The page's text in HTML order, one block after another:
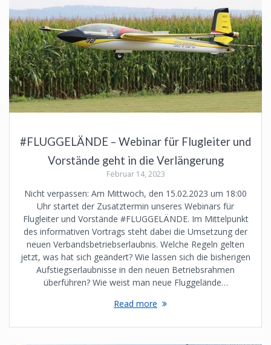
#FLUGGELÄNDE – Webinar für Flugleiter und
Vorstände geht in die Verlängerung
Februar 14, 2023
Nicht verpassen: Am Mittwoch, den 15.02.2023 um 18:00
Uhr startet der Zusatztermin unseres Webinars für
Flugleiter und Vorstände #FLUGGELÄNDE. Im Mittelpunkt
des informativen Vortrags steht dabei die Umsetzung der
neuen Verbandsbetriebserlaubnis. Welche Regeln gelten
jetzt, was hat sich geändert? Wie lassen sich die bisherigen
Aufstiegserlaubnisse in den neuen Betriebsrahmen
überführen? Wie weist man neue Fluggelände…
Read more